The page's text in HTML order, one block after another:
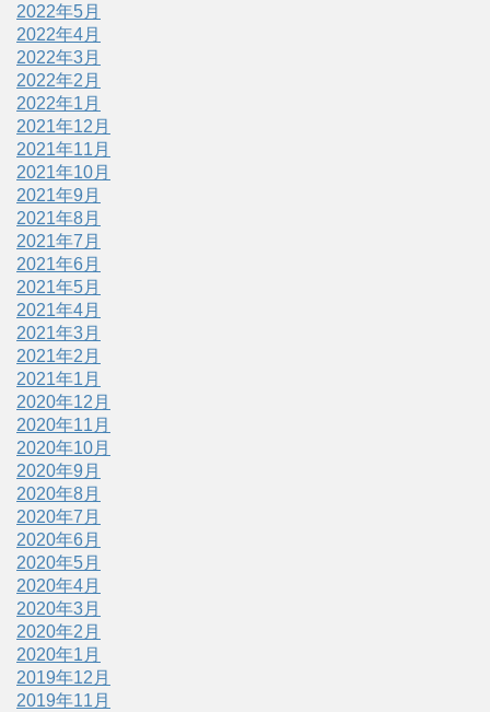
2022年5月
2022年4月
2022年3月
2022年2月
2022年1月
2021年12月
2021年11月
2021年10月
2021年9月
2021年8月
2021年7月
2021年6月
2021年5月
2021年4月
2021年3月
2021年2月
2021年1月
2020年12月
2020年11月
2020年10月
2020年9月
2020年8月
2020年7月
2020年6月
2020年5月
2020年4月
2020年3月
2020年2月
2020年1月
2019年12月
2019年11月